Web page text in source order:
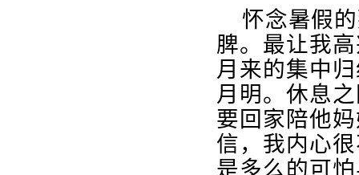
怀念暑假
脾。最让我
月来的集中
月明。休息
要回家陪他
信，我内心
是多么的可